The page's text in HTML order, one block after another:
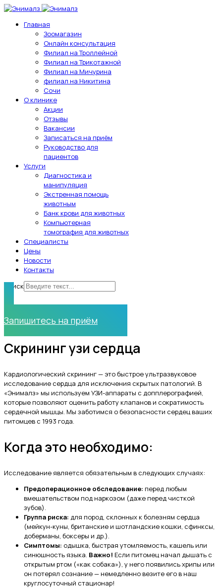
Главная
Зоомагазин
Онлайн консультация
Филиал на Троллейной
Филиал на Трикотажной
Филиал на Мичурина
филиал на Никитина
Сочи
О клинике
Акции
Отзывы
Вакансии
Записаться на приём
Руководство для
пациентов
Услуги
Диагностика и
манипуляция
Экстренная помощь
животным
Банк крови для животных
Компьютерная
томография для животных
Специалисты
Цены
Новости
Контакты
Поиск
Запишитесь на приём
Скрининг узи сердца
Кардиологический скрининг — это быстрое ультразвуковое
исследование сердца для исключения скрытых патологий. В
«Энималз» мы используем УЗИ-аппараты с допплерографией,
которые позволяют оценить работу клапанов и сократимость
сердечной мышцы. Мы заботимся о безопасности сердец ваших
питомцев с 1993 года.
Когда это необходимо:
Исследование является обязательным в следующих случаях:
Предоперационное обследование: перед любым
вмешательством под наркозом (даже перед чисткой
зубов).
Группа риска: для пород, склонных к болезням сердца
(мейкун-куны, британские и шотландские кошки, сфинксы,
доберманы, боксеры и др.).
Симптомы: одышка, быстрая утомляемость, кашель или
синюшность языка. Важно! Если питомец начал дышать с
открытым ртом («как собака»), у него появились хрипы или
он потерял сознание — немедленно везите его в наш
круглосуточный стационар!